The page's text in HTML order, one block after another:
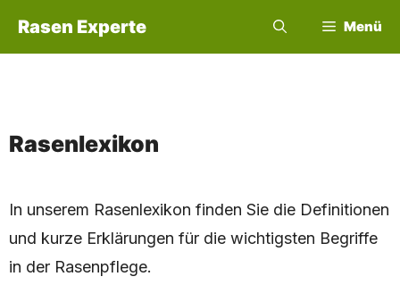
Rasen Experte Menü
Rasenlexikon
In unserem Rasenlexikon finden Sie die Definitionen
und kurze Erklärungen für die wichtigsten Begriffe
in der Rasenpflege.